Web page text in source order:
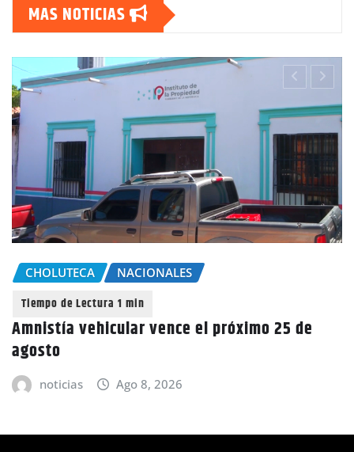
MAS NOTICIAS
CHOLUTECA NACIONALES
Amnistía vehicular vence el próximo 25 de
agosto
noticias Ago 8, 2026